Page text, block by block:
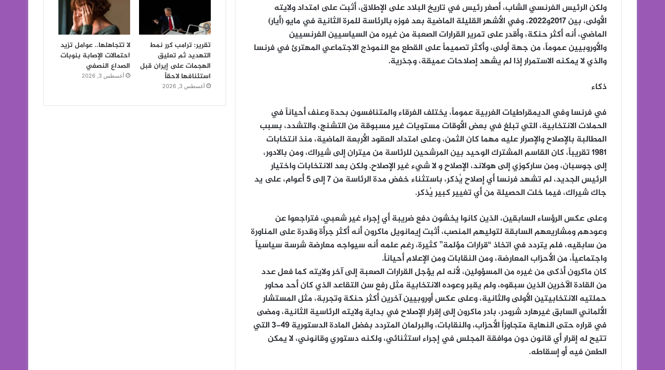
ولكن الرئيس الفرنسي الشاب، أصغر رئيس في تاريخ البلاد على الإطلاق، أثبت على امتداد ولايته
الأولى، بين 2017و2022، وفي الأشهر القليلة الماضية بعد فوزه بالرئاسة للمرة الثانية في مايو (أيار)
الماضي، أنه أكثر حنكة، وأقدر على تمرير القرارات الصعبة من غيره من السياسيين الفرنسيين
والأوروبيين عموماً، من جهة أولى، وأكثر تصميماً على القطع مع النموذج الاجتماعي المهترئ في فرنسا
والذي لا يمكنه الاستمرار إذا لم يشهد إصلاحات عميقة، وجذرية.
ذكاء
في فرنسا وفي الديمقراطيات الغربية عموماً، يختلف الفرقاء والمتنافسون بحدة وعنف أحياناً في
الحملات الانتخابية، التي تبلغ في بعض الأوقات مستويات غير مسبوقة من التشنج، والتشدد، بسبب
المطالبة بالإصلاح والإصرار عليه مهما كان الثمن، وعلى امتداد العقود الأربعة الماضية، منذ انتخابات
1981 تقريباً، كان القاسم المشترك الوحيد بين المرشحين للرئاسة من ميتران إلى شيراك، ومن بالادور،
إلى جوسبان، ومن ساركوزي إلى هولاند، الإصلاح و لا شيء غير الإصلاح. ولكن بعد الانتخابات واختيار
الرئيس الجديد، لم تشهد فرنسا أي إصلاح يُذكر، باستثناء خفض مدة الرئاسة من 7 إلى 5 أعوام، على يد
جاك شيراك، فيما خلت الحصيلة من أي تغيير كبير يُذكر.
وعلى عكس الرؤساء السابقين، الذين كانوا يخشون دفع ضريبة أي إجراء غير شعبي، فتراجعوا عن
وعودهم ومشاريعهم السابقة لتوليهم المنصب، أثبت إيمانويل ماكرون أنه أكثر جرأة وقدرة على المناورة
من سابقيه، فلم يتردد في اتخاذ “قرارات مؤلمة” كثيرة، رغم علمه أنه سيواجه معارضة شرسة سياسياً
واجتماعياً، من الأحزاب المعارضة، ومن النقابات ومن الإعلام أحياناً.
كان ماكرون أذكى من غيره من المسؤولين، لأنه لم يؤجل القرارات الصعبة إلى آخر ولايته كما فعل عدد
من القادة الآخرين الذين سبقوه، ولم يقبر وعوده الانتخابية مثل رفع سن التقاعد الذي كان أحد محاور
حملتيه الانتخابيتين الأولى والثانية، وعلى عكس أوروبيين آخرين أكثر حنكة وتجربة، مثل المستشار
الألماني السابق غيرهارد شرودر، بادر ماكرون إلى إقرار الإصلاح في بداية ولايته الرئاسية الثانية، ومضى
في قراره حتى النهاية متجاوزاً الأحزاب، والنقابات، والبرلمان المتردد بفضل المادة الدستورية 49-3 التي
تتيح له إقرار أي قانون دون موافقة المجلس في إجراء استثنائي، ولكنه دستوري وقانوني، لا يمكن
الطعن فيه أو إسقاطه.
تقرير: ترامب كرر نمط
التهديد ثم تعليق
الهجمات على إيران قبل
استئنافها لاحقاً
أغسطس 3, 2026
لا تتجاهلها.. عوامل تزيد
احتمالات الإصابة بنوبات
الصداع النصفي
أغسطس 3, 2026